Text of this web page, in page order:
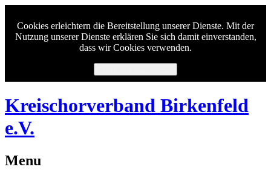
Cookies erleichtern die Bereitstellung unserer Dienste. Mit der
Nutzung unserer Dienste erklären Sie sich damit einverstanden,
dass wir Cookies verwenden.
Kreischorverband Birkenfeld
e.V.
Menu